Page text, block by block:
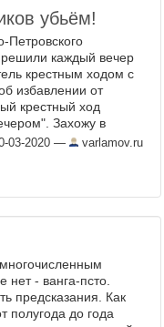
убьём!
Петровского
каждый вечер
крестным ходом с
избавлении от
крестный ход
Захожу в
района
Андрею ...
03-2020 — varlamov.ru
- ванга-псто.
предсказания. Как
полугода до года